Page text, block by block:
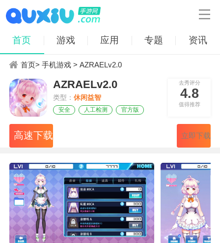

首页 游戏 应用 专题 资讯
首页>手机游戏 > AZRAELv2.0
AZRAELv2.0
类型：休闲益智
安全 人工检测 官方版
去秀评分
4.8
值得推荐
高速下载 立即下载